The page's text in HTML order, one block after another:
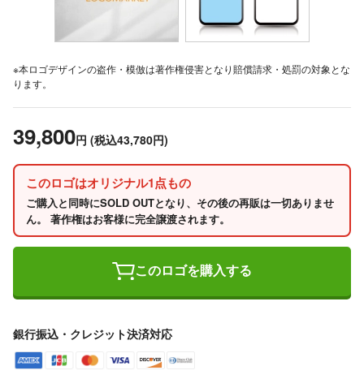
※本ロゴデザインの盗作・模倣は著作権侵害となり賠償請求・処罰の対象とな
ります。
39,800円 (税込43,780円)
このロゴはオリジナル1点もの
ご購入と同時にSOLD OUTとなり、その後の再販は一切ありませ
ん。 著作権はお客様に完全譲渡されます。
このロゴを購入する
銀行振込・クレジット決済対応